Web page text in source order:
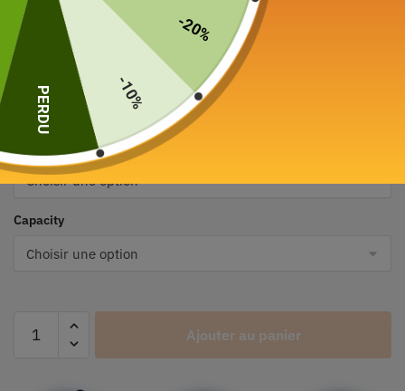
Mug en Céramique
Faïence 260ml
29,90
Capacity
Ajouter au panier
-20%
-10%
PERDU